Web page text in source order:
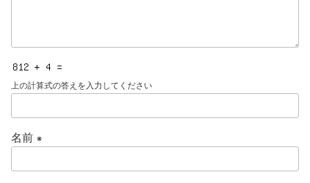
上の計算式の答えを入力してください
名前 ※